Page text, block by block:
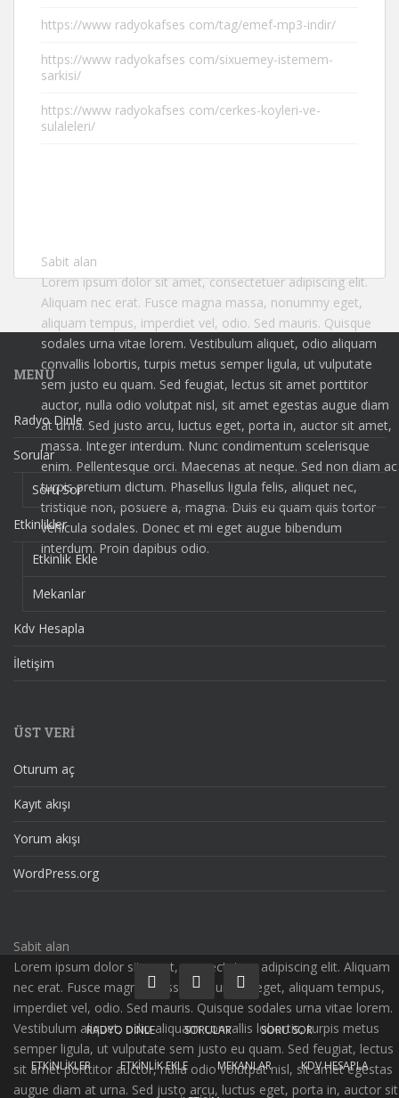
https://www radyokafses com/tag/emef-mp3-indir/
https://www radyokafses com/sixuemey-istemem-
sarkisi/
https://www radyokafses com/cerkes-koyleri-ve-
sulaleleri/
Sabit alan
Lorem ipsum dolor sit amet, consectetuer adipiscing elit.
Aliquam nec erat. Fusce magna massa, nonummy eget,
aliquam tempus, imperdiet vel, odio. Sed mauris. Quisque
sodales urna vitae lorem. Vestibulum aliquet, odio aliquam
convallis lobortis, turpis metus semper ligula, ut vulputate
sem justo eu quam. Sed feugiat, lectus sit amet porttitor
auctor, nulla odio volutpat nisl, sit amet egestas augue diam
at urna. Sed justo arcu, luctus eget, porta in, auctor sit amet,
massa. Integer interdum. Nunc condimentum scelerisque
enim. Pellentesque orci. Maecenas at neque. Sed non diam ac
turpis pretium dictum. Phasellus ligula felis, aliquet nec,
tristique non, posuere a, magna. Duis eu quam quis tortor
vehicula sodales. Donec et mi eget augue bibendum
interdum. Proin dapibus odio.
MENÜ
Radyo Dinle
Sorular
Soru Sor
Etkinlikler
Etkinlik Ekle
Mekanlar
Kdv Hesapla
İletişim
ÜST VERI
Oturum aç
Kayıt akışı
Yorum akışı
WordPress.org
Sabit alan
Lorem ipsum dolor sit amet, consectetuer adipiscing elit. Aliquam
nec erat. Fusce magna massa, nonummy eget, aliquam tempus,
imperdiet vel, odio. Sed mauris. Quisque sodales urna vitae lorem.
Vestibulum aliquet, odio aliquam convallis lobortis, turpis metus
semper ligula, ut vulputate sem justo eu quam. Sed feugiat, lectus
sit amet porttitor auctor, nulla odio volutpat nisl, sit amet egestas
augue diam at urna. Sed justo arcu, luctus eget, porta in, auctor sit
RADYO DINLE SORULAR SORU SOR
ETKINLIKLER ETKINLIK EKLE MEKANLAR KDV HESAPLA